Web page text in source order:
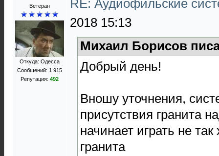
Ветеран
Откуда: Одесса
Сообщений: 1 915
Репутация: 492
RE: Аудиофильские
2018 15:13
Михаил Борисов
Добрый день!
Вношу уточнения,
присутствия гранита
начинает играть не
гранита